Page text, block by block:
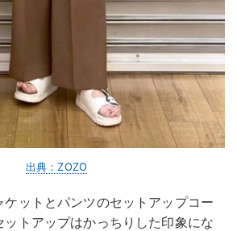
出典：ZOZO
ケットとパンツのセットアップコー
ットアップはかっちりした印象にな